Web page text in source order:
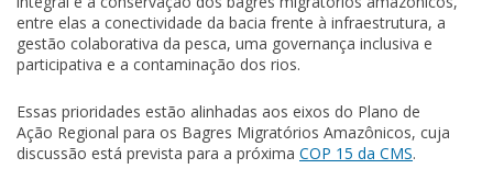
entre elas a conectividade da bacia frente à infraestrutura, a
gestão colaborativa da pesca, uma governança inclusiva e
participativa e a contaminação dos rios.
Essas prioridades estão alinhadas aos eixos do Plano de
Ação Regional para os Bagres Migratórios Amazônicos, cuja
discussão está prevista para a próxima COP 15 da CMS.